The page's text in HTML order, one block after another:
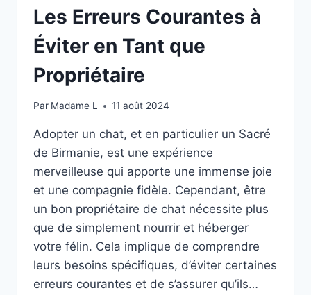
Les Erreurs Courantes à
Éviter en Tant que
Propriétaire
Par Madame L 11 août 2024
Adopter un chat, et en particulier un Sacré
de Birmanie, est une expérience
merveilleuse qui apporte une immense joie
et une compagnie fidèle. Cependant, être
un bon propriétaire de chat nécessite plus
que de simplement nourrir et héberger
votre félin. Cela implique de comprendre
leurs besoins spécifiques, d’éviter certaines
erreurs courantes et de s’assurer qu’ils…